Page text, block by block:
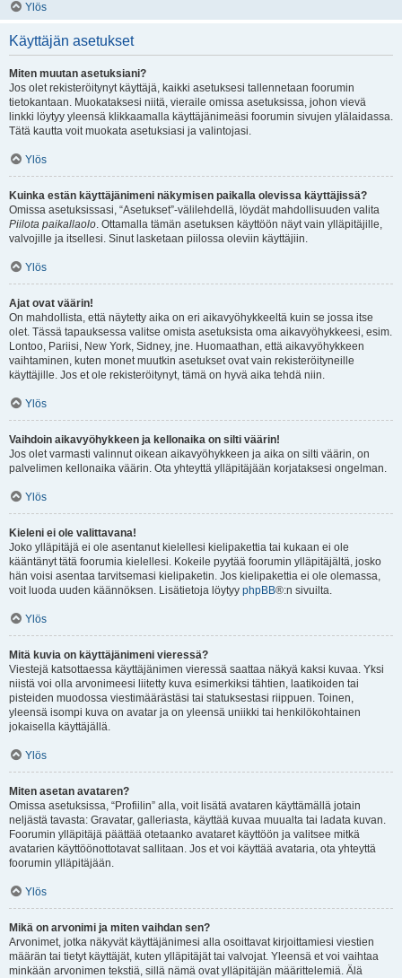
Ylös
Käyttäjän asetukset
Miten muutan asetuksiani?
Jos olet rekisteröitynyt käyttäjä, kaikki asetuksesi tallennetaan foorumin
tietokantaan. Muokataksesi niitä, vieraile omissa asetuksissa, johon vievä
linkki löytyy yleensä klikkaamalla käyttäjänimeäsi foorumin sivujen ylälaidassa.
Tätä kautta voit muokata asetuksiasi ja valintojasi.
Ylös
Kuinka estän käyttäjänimeni näkymisen paikalla olevissa käyttäjissä?
Omissa asetuksissasi, “Asetukset”-välilehdellä, löydät mahdollisuuden valita
Piilota paikallaolo. Ottamalla tämän asetuksen käyttöön näyt vain ylläpitäjille,
valvojille ja itsellesi. Sinut lasketaan piilossa oleviin käyttäjiin.
Ylös
Ajat ovat väärin!
On mahdollista, että näytetty aika on eri aikavyöhykkeeltä kuin se jossa itse
olet. Tässä tapauksessa valitse omista asetuksista oma aikavyöhykkeesi, esim.
Lontoo, Pariisi, New York, Sidney, jne. Huomaathan, että aikavyöhykkeen
vaihtaminen, kuten monet muutkin asetukset ovat vain rekisteröityneille
käyttäjille. Jos et ole rekisteröitynyt, tämä on hyvä aika tehdä niin.
Ylös
Vaihdoin aikavyöhykkeen ja kellonaika on silti väärin!
Jos olet varmasti valinnut oikean aikavyöhykkeen ja aika on silti väärin, on
palvelimen kellonaika väärin. Ota yhteyttä ylläpitäjään korjataksesi ongelman.
Ylös
Kieleni ei ole valittavana!
Joko ylläpitäjä ei ole asentanut kielellesi kielipakettia tai kukaan ei ole
kääntänyt tätä foorumia kielellesi. Kokeile pyytää foorumin ylläpitäjältä, josko
hän voisi asentaa tarvitsemasi kielipaketin. Jos kielipakettia ei ole olemassa,
voit luoda uuden käännöksen. Lisätietoja löytyy phpBB®:n sivuilta.
Ylös
Mitä kuvia on käyttäjänimeni vieressä?
Viestejä katsottaessa käyttäjänimen vieressä saattaa näkyä kaksi kuvaa. Yksi
niistä voi olla arvonimeesi liitetty kuva esimerkiksi tähtien, laatikoiden tai
pisteiden muodossa viestimäärästäsi tai statuksestasi riippuen. Toinen,
yleensä isompi kuva on avatar ja on yleensä uniikki tai henkilökohtainen
jokaisella käyttäjällä.
Ylös
Miten asetan avataren?
Omissa asetuksissa, “Profiilin” alla, voit lisätä avataren käyttämällä jotain
neljästä tavasta: Gravatar, galleriasta, käyttää kuvaa muualta tai ladata kuvan.
Foorumin ylläpitäjä päättää otetaanko avataret käyttöön ja valitsee mitkä
avatarien käyttöönottotavat sallitaan. Jos et voi käyttää avataria, ota yhteyttä
foorumin ylläpitäjään.
Ylös
Mikä on arvonimi ja miten vaihdan sen?
Arvonimet, jotka näkyvät käyttäjänimesi alla osoittavat kirjoittamiesi viestien
määrän tai tietyt käyttäjät, kuten ylläpitäjät tai valvojat. Yleensä et voi vaihtaa
minkään arvonimen tekstiä, sillä nämä ovat ylläpitäjän määrittelemiä. Älä